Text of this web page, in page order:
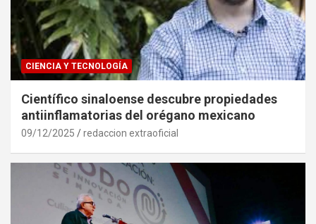
CIENCIA Y TECNOLOGÍA
Científico sinaloense descubre propiedades
antiinflamatorias del orégano mexicano
09/12/2025 redaccion extraoficial